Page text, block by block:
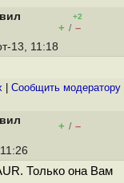
+2
+ / –
13, 11:18
Cообщить модератору
+ / –
Только она Вам